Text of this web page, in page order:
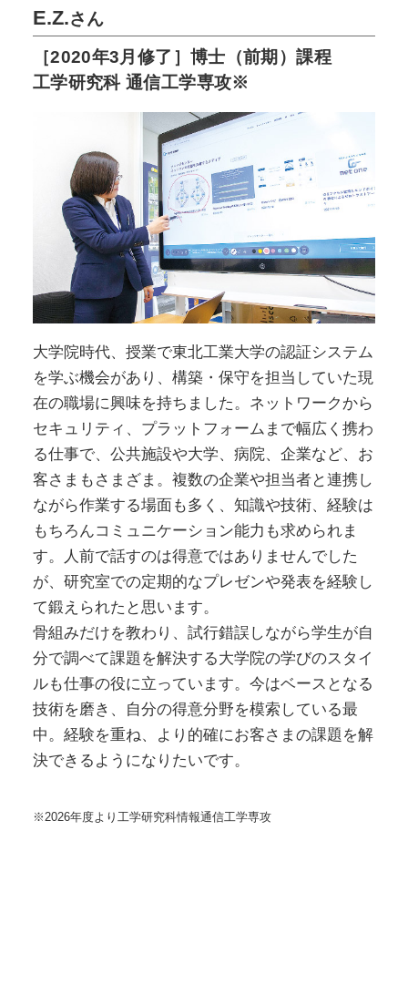
E.Z.さん
［2020年3月修了］博士（前期）課程
工学研究科 通信工学専攻※
大学院時代、授業で東北工業大学の認証システム
を学ぶ機会があり、構築・保守を担当していた現
在の職場に興味を持ちました。ネットワークから
セキュリティ、プラットフォームまで幅広く携わ
る仕事で、公共施設や大学、病院、企業など、お
客さまもさまざま。複数の企業や担当者と連携し
ながら作業する場面も多く、知識や技術、経験は
もちろんコミュニケーション能力も求められま
す。人前で話すのは得意ではありませんでした
が、研究室での定期的なプレゼンや発表を経験し
て鍛えられたと思います。
骨組みだけを教わり、試行錯誤しながら学生が自
分で調べて課題を解決する大学院の学びのスタイ
ルも仕事の役に立っています。今はベースとなる
技術を磨き、自分の得意分野を模索している最
中。経験を重ね、より的確にお客さまの課題を解
決できるようになりたいです。
※2026年度より工学研究科情報通信⼯学専攻